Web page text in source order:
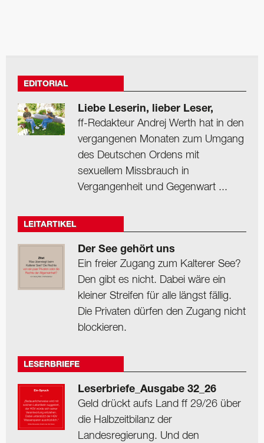
EDITORIAL
Liebe Leserin, lieber Leser,
ff-Redakteur Andrej Werth hat in den
vergangenen Monaten zum Umgang
des Deutschen Ordens mit
sexuellem Missbrauch in
Vergangenheit und Gegenwart ...
LEITARTIKEL
Der See gehört uns
Ein freier Zugang zum Kalterer See?
Den gibt es nicht. Dabei wäre ein
kleiner Streifen für alle längst fällig.
Die Privaten dürfen den Zugang nicht
blockieren.
LESERBRIEFE
Leserbriefe_Ausgabe 32_26
Geld drückt aufs Land ff 29/26 über
die Halbzeitbilanz der
Landesregierung. Und den